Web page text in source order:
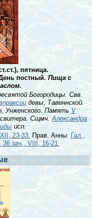
пятница.
постный. Пища с
Богородицы. Свв.
девы, Тавеннской.
Унженского. Память V
Сщмч.Александра
исп.
23-33. Прав. Анны: Гал.,
36 зач., VIII, 16-21.